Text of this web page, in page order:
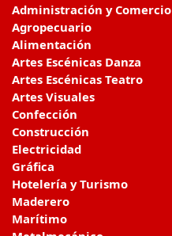
Administración y Comercio
Agropecuario
Alimentación
Artes Escénicas Danza
Artes Escénicas Teatro
Artes Visuales
Confección
Construcción
Electricidad
Gráfica
Hotelería y Turismo
Maderero
Marítimo